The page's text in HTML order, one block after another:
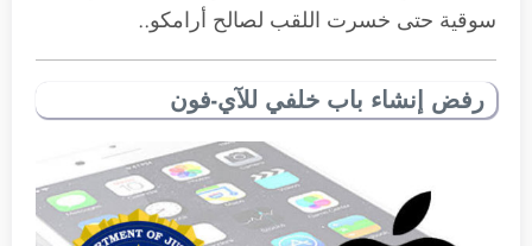
سوقية حتى خسرت اللقب لصالح أرامكو..
رفض إنشاء باب خلفي للآي-فون